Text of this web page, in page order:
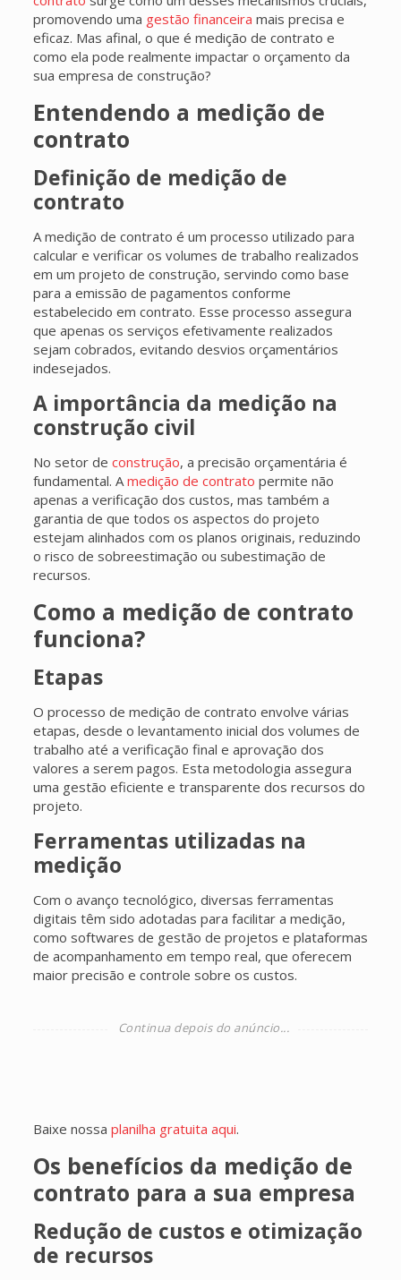
promovendo uma gestão financeira mais precisa e
eficaz. Mas afinal, o que é medição de contrato e
como ela pode realmente impactar o orçamento da
sua empresa de construção?
Entendendo a medição de
contrato
Definição de medição de
contrato
A medição de contrato é um processo utilizado para
calcular e verificar os volumes de trabalho realizados
em um projeto de construção, servindo como base
para a emissão de pagamentos conforme
estabelecido em contrato. Esse processo assegura
que apenas os serviços efetivamente realizados
sejam cobrados, evitando desvios orçamentários
indesejados.
A importância da medição na
construção civil
No setor de construção, a precisão orçamentária é
fundamental. Amedição de contrato permite não
apenas a verificação dos custos, mas também a
garantia de que todos os aspectos do projeto
estejam alinhados com os planos originais, reduzindo
o risco de sobreestimação ou subestimação de
recursos.
Como a medição de contrato
funciona?
Etapas
O processo de medição de contrato envolve várias
etapas, desde o levantamento inicial dos volumes de
trabalho até a verificação final e aprovação dos
valores a serem pagos. Esta metodologia assegura
uma gestão eficiente e transparente dos recursos do
projeto.
Ferramentas utilizadas na
medição
Com o avanço tecnológico, diversas ferramentas
digitais têm sido adotadas para facilitar a medição,
como softwares de gestão de projetos e plataformas
de acompanhamento em tempo real, que oferecem
maior precisão e controle sobre os custos.
Baixe nossa planilha gratuita aqui.
Os benefícios da medição de
contrato para a sua empresa
Redução de custos e otimização
de recursos